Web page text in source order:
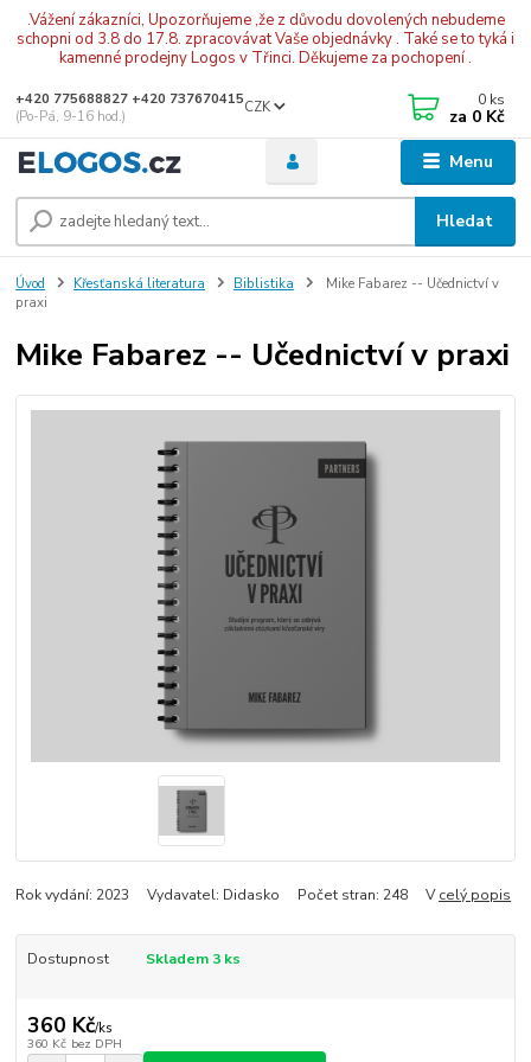
.Vážení zákazníci, Upozorňujeme ,že z důvodu dovolených nebudeme
schopni od 3.8 do 17.8. zpracovávat Vaše objednávky . Také se to tyká i
kamenné prodejny Logos v Třinci. Děkujeme za pochopení .
Menu
CZK
Hledat
+420 775688827 +420 737670415
(Po-Pá, 9-16 hod.)
0 ks
za 0 Kč
Úvod Křesťanská literatura Biblistika
Mike Fabarez -- Učednictví v
praxi
Mike Fabarez -- Učednictví v praxi
Rok vydání: 2023 Vydavatel: Didasko Počet stran: 248 Vcelý popis
Dostupnost Skladem 3 ks
360 Kč/ks
360 Kč bez DPH